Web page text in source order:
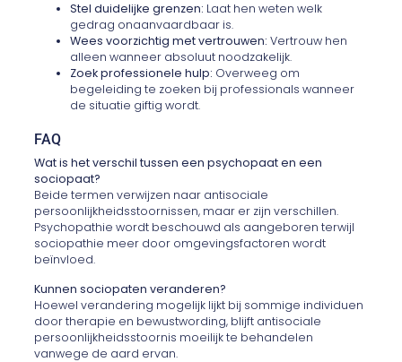
Stel duidelijke grenzen: Laat hen weten welk
gedrag onaanvaardbaar is.
Wees voorzichtig met vertrouwen: Vertrouw hen
alleen wanneer absoluut noodzakelijk.
Zoek professionele hulp: Overweeg om
begeleiding te zoeken bij professionals wanneer
de situatie giftig wordt.
FAQ
Wat is het verschil tussen een psychopaat en een
sociopaat?
Beide termen verwijzen naar antisociale
persoonlijkheidsstoornissen, maar er zijn verschillen.
Psychopathie wordt beschouwd als aangeboren terwijl
sociopathie meer door omgevingsfactoren wordt
beïnvloed.
Kunnen sociopaten veranderen?
Hoewel verandering mogelijk lijkt bij sommige individuen
door therapie en bewustwording, blijft antisociale
persoonlijkheidsstoornis moeilijk te behandelen
vanwege de aard ervan.